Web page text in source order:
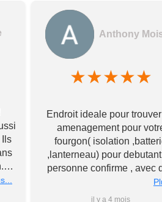
Anthony
★★★★★
Endroit ideale pour
amenagement pour
fourgon( isolation
,lanterneau) pour
personne confirme , avec
conseils personnalise et
super competitif A
il y a 4 mois